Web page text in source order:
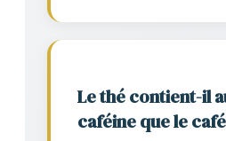
Le thé contient-il
caféine que le